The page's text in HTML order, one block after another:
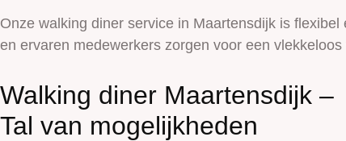
Onze walking diner service in Maartensdijk is
en ervaren medewerkers zorgen voor een
Walking diner Maartensdijk –
Tal van mogelijkheden